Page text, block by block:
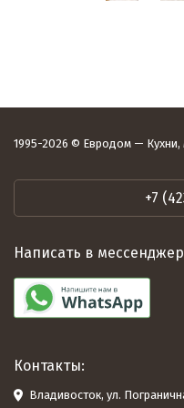
1995-2026 © Евродом — Кухни,
+7
Написать в
Контакты:
Владивосток, ул.